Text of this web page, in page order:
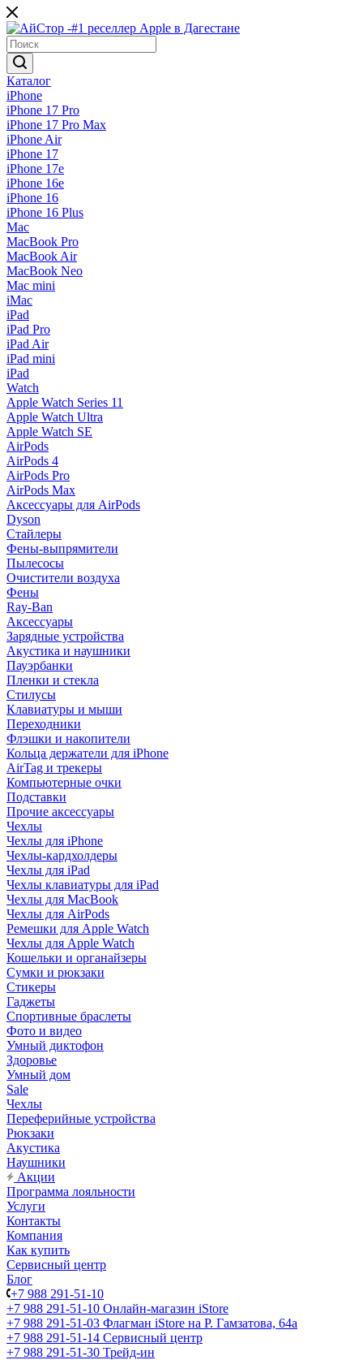
Каталог
iPhone
iPhone 17 Pro
iPhone 17 Pro Max
iPhone Air
iPhone 17
iPhone 17e
iPhone 16e
iPhone 16
iPhone 16 Plus
Mac
MacBook Pro
MacBook Air
MacBook Neo
Mac mini
iMac
iPad
iPad Pro
iPad Air
iPad mini
iPad
Watch
Apple Watch Series 11
Apple Watch Ultra
Apple Watch SE
AirPods
AirPods 4
AirPods Pro
AirPods Max
Аксессуары для AirPods
Dyson
Стайлеры
Фены-выпрямители
Пылесосы
Очистители воздуха
Фены
Ray-Ban
Аксессуары
Зарядные устройства
Акустика и наушники
Пауэрбанки
Пленки и стекла
Стилусы
Клавиатуры и мыши
Переходники
Флэшки и накопители
Кольца держатели для iPhone
AirTag и трекеры
Компьютерные очки
Подставки
Прочие аксессуары
Чехлы
Чехлы для iPhone
Чехлы-кардхолдеры
Чехлы для iPad
Чехлы клавиатуры для iPad
Чехлы для MacBook
Чехлы для AirPods
Ремешки для Apple Watch
Чехлы для Apple Watch
Кошельки и органайзеры
Сумки и рюкзаки
Стикеры
Гаджеты
Спортивные браслеты
Фото и видео
Умный диктофон
Здоровье
Умный дом
Sale
Чехлы
Переферийные устройства
Рюкзаки
Акустика
Наушники
Акции
Программа лояльности
Услуги
Контакты
Компания
Как купить
Сервисный центр
Блог
+7 988 291-51-10
+7 988 291-51-10 Онлайн-магазин iStore
+7 988 291-51-03 Флагман iStore на Р. Гамзатова, 64а
+7 988 291-51-14 Сервисный центр
+7 988 291-51-30 Трейд-ин